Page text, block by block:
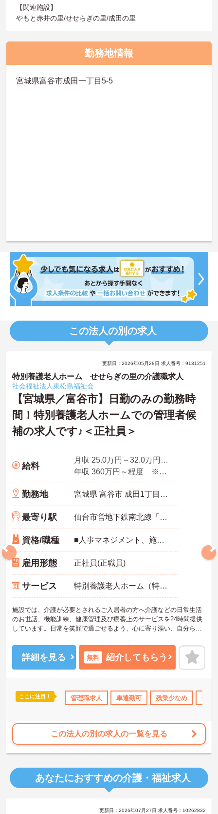
【関連施設】
やもと赤井の里/せせらぎの里/成田の里
勤務地情報
宮城県富谷市成田一丁目5-5
この法人の別の求人
格OK 資格取得サポート 産休･育休･介護休暇取得実績あり
更新日：2026年05月28日 求人番号：9131251
特別養護老人ホーム せせらぎの里の介護職求人
社会福祉法人東松島福祉会
【宮城県／富谷市】日勤のみの勤務時
間！特別養護老人ホームでの管理者候
補の求人です♪＜正社員＞
給料
月収 25.0万円～32.0万円程度 ※基本給＋諸手当
年収 360万円～程度 ※月収×12ヶ月＋賞与3.0ヶ月想定
勤務地 宮城県 富谷市 成田1丁目5番7
最寄り駅 仙台市営地下鉄南北線「泉中央駅」バス・車17分
資格/職種 ■人事マネジメント、施設の運営や経営の経験がある、または、介護保険施設に5年以上従事した経験がある ■社会福祉士、介護支援専門員（ケアマネジャー）のいずれか
雇用形態 正社員(正職員)
サービス 特別養護老人ホーム（特養）
施設では、介護が必要とされるご入居者の方へ介護などの日常生活
のお世話、機能訓練、健康管理及び療養上のサービスを24時間提供
しています。日常を笑顔で過ごせるよう、心に寄り添い、自分らし
しっかり休日が取れるよう、有給休暇の取得を義務化する制度があ
ります。日勤のみの勤務時間と残業が少なめの職場なので、ワーク
ライフバランスを整えながら就業することが可能です。また、賞与
いたしますのでお気軽にご相談ください！
詳細を見る 無料 紹介してもらう
ここに注目！ 管理職求人 車通勤可 残業少なめ 住宅
この法人の別の求人の一覧を見る
あなたにおすすめの介護・福祉求人
更新日：2026年07月27日 求人番号：10262832